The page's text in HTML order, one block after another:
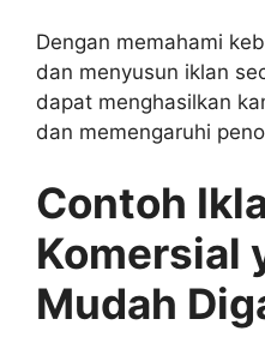
Dengan memahami
dan menyusun iklan
dapat menghasilkan
dan memengaruhi
Contoh
Komersial
Mudah